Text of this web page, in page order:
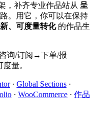
，补齐专业作品站从 呈
。用它，你可以在保持
、可度量转化的作品生
询/订阅→下单/报
量。
· Global Sections ·
· WooCommerce · 作品